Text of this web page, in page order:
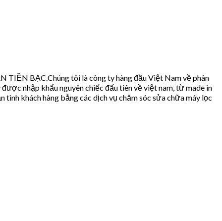
BẠC.Chúng tôi là công ty hàng đầu Việt Nam về phân
nhập khẩu nguyên chiếc đấu tiên về việt nam, từ made in
tình khách hàng bằng các dịch vụ chăm sóc sửa chữa máy lọc